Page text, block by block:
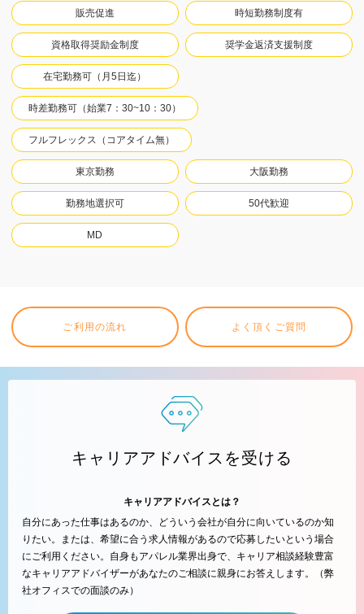
販売促進 時短勤務制度有
資格取得奨励金制度 奨学金返済支援制度
在宅勤務可（月5日迄）
時差勤務可（始業7：30~10：30）
フルフレックス（コアタイム無）
東京勤務 大阪勤務
勤務地選択可 50代歓迎
MD
ご利用の流れ よく頂くご質問
キャリアアドバイスを受ける
キャリアアドバイスとは？
自分にあった仕事はあるのか、どういう会社が自分に向いているのか知
りたい。または、希望に合う求人情報があるので応募したいという場合
にご利用ください。自身もアパレル業界出身で、キャリア相談経験豊富
なキャリアアドバイザーがあなたのご相談に親身にお答えします。（弊
社オフィスでの面談のみ）